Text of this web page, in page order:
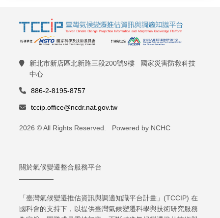
新北市新店區北新路三段200號9樓 國家災害防救科技
中心
886-2-8195-8757
tccip.office@ncdr.nat.gov.tw
2026 © All Rights Reserved. Powered by NCHC
關於氣候變遷整合服務平台
「臺灣氣候變遷推估資訊與調適知識平台計畫」(TCCIP) 在
國科會的支持下，以提供臺灣氣候變遷科學與技術研究服務